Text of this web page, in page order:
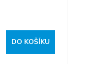
DO KOŠÍKU